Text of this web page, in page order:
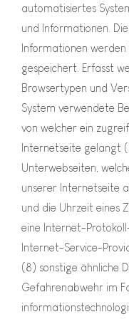
automatisiertes
und Informationen.
Informationen werden
gespeichert. Erfasst
Browsertypen und
System verwendete
von welcher ein
Internetseite gelangt
Unterwebseiten,
unserer Internetseite
und die Uhrzeit eines
eine Internet-
Internet-Service-
(8) sonstige ähnliche
Gefahrenabwehr im